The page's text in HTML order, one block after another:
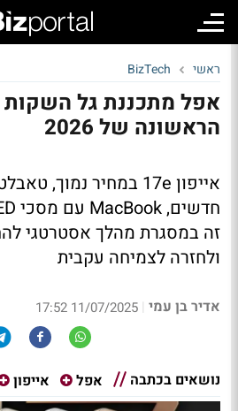
ראשי BizTech
אפל מתכננת גל השקות
הראשונה של 2026
זה במסגרת מהלך אסטרטגי
ולחזרה לצמיחה עקבית
אדיר בן עמי |
11/07/2025 17:52
נושאים בכתבה אפל אייפון